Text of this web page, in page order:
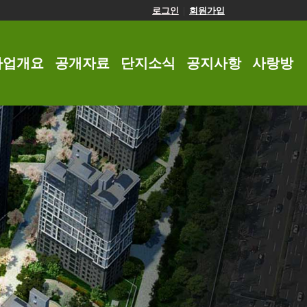
로그인 회원가입
개요 공개자료 단지소식 공지사항 사랑방